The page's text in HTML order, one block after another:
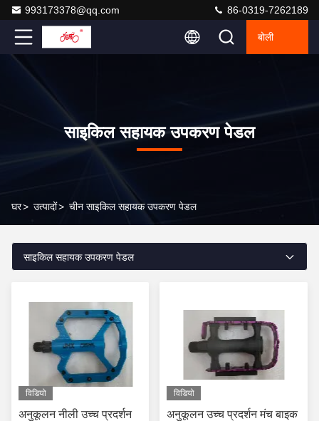
993173378@qq.com 86-0319-7262189
बोली
साइकिल सहायक उपकरण पेडल
घर> उत्पादों> चीन साइकिल सहायक उपकरण पेडल
साइकिल सहायक उपकरण पेडल
विडियो
अनुकूलन नीली उच्च प्रदर्शन
विडियो
अनुकूलन उच्च प्रदर्शन मंच बाइक